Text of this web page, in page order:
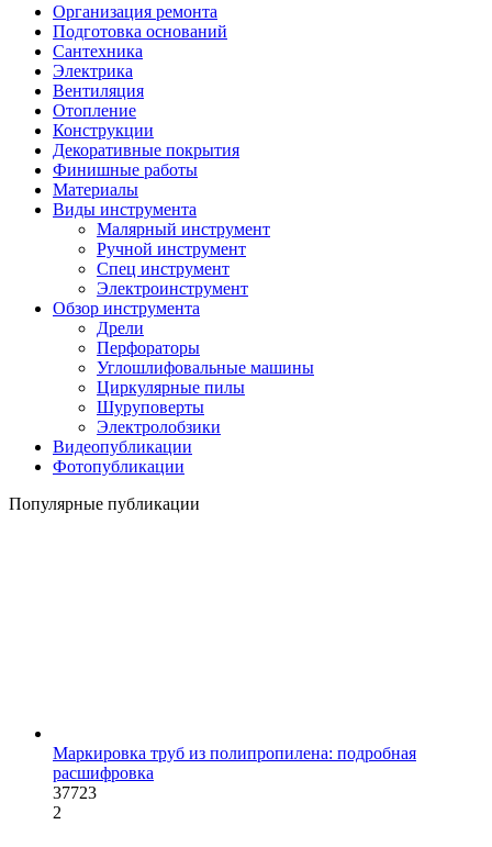
Организация ремонта
Подготовка оснований
Сантехника
Электрика
Вентиляция
Отопление
Конструкции
Декоративные покрытия
Финишные работы
Материалы
Виды инструмента
Малярный инструмент
Ручной инструмент
Спец инструмент
Электроинструмент
Обзор инструмента
Дрели
Перфораторы
Углошлифовальные машины
Циркулярные пилы
Шуруповерты
Электролобзики
Видеопубликации
Фотопубликации
Популярные публикации
Маркировка труб из полипропилена: подробная
расшифровка
37723
2